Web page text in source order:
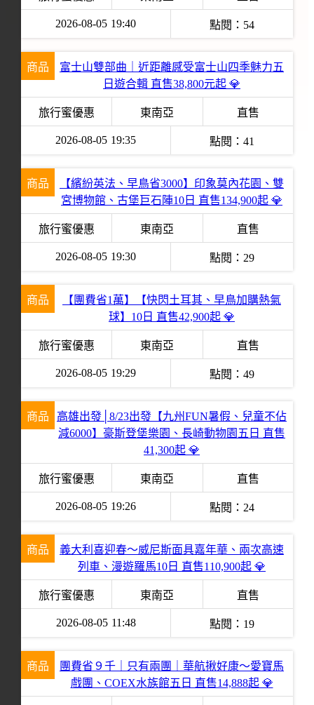
2026-08-05 19:40 點閱： 54
商品
富士山雙部曲｜近距離感受富士山四季魅力五
日遊合輯 直售38,800元起 💎
旅行蜜優惠 東南亞 直售
2026-08-05 19:35 點閱：41
商品
【繽紛英法、早鳥省3000】印象莫內花園、雙
宮博物館、古堡巨石陣10日 直售134,900起 💎
旅行蜜優惠 東南亞 直售
2026-08-05 19:30 點閱： 29
商品
【團費省1萬】【快閃土耳其、早鳥加購熱氣
球】10日 直售42,900起 💎
旅行蜜優惠 東南亞 直售
2026-08-05 19:29 點閱：49
商品
高雄出發│8/23出發【九州FUN暑假、兒童不佔
減6000】豪斯登堡樂園、長崎動物園五日 直售
41,300起 💎
旅行蜜優惠 東南亞 直售
2026-08-05 19:26 點閱： 24
商品
義大利喜迎春～威尼斯面具嘉年華、兩次高速
列車、漫遊羅馬10日 直售110,900起 💎
旅行蜜優惠 東南亞 直售
2026-08-05 11:48 點閱： 19
商品
團費省９千｜只有兩團｜華航揪好康～愛寶馬
戲團、COEX水族館五日 直售14,888起 💎